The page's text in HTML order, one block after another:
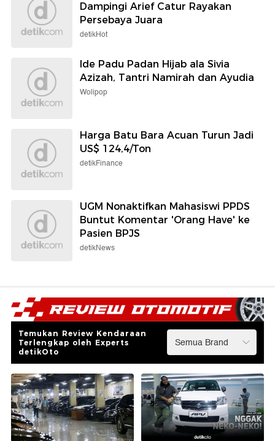
Dampingi Arief Catur Rayakan
Persebaya Juara
detikHot
Ide Padu Padan Hijab ala Sivia
Azizah, Tantri Namirah dan Ayudia
Wolipop
Harga Batu Bara Acuan Turun Jadi
US$ 124,4/Ton
detikFinance
UGM Nonaktifkan Mahasiswi PPDS
Buntut Komentar 'Orang Have' ke
Pasien BPJS
detikNews
Temukan Review Kendaraan
Terlengkap oleh Experts
detikOto